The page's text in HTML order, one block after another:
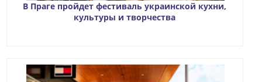
В Праге пройдет фестиваль украинской кухни,
культуры и творчества